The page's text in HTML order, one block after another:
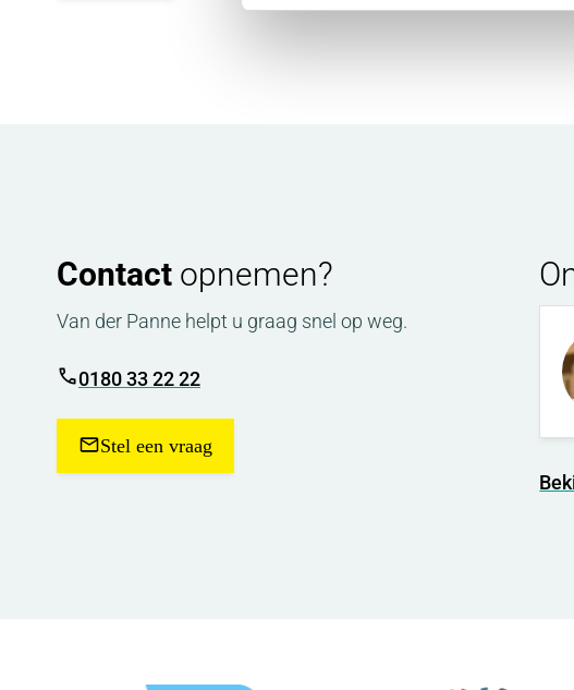
Contact opnemen?
Van der Panne helpt u graag snel op weg.
0180 33 22 22
Stel een vraag